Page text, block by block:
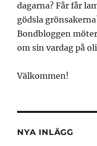
dagarna? Får får
gödsla
Bondbloggen
om sin vardag på
Välkommen!
NYA INLÄGG